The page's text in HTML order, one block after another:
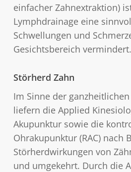
einfacher Zahnextraktion)
Lymphdrainage eine
Schwellungen und
Gesichtsbereich vermindert.
Störherd Zahn
Im Sinne der
liefern die Applied
Akupunktur sowie die
Ohrakupunktur (RAC) nach
Störherdwirkungen von
und umgekehrt. Durch die